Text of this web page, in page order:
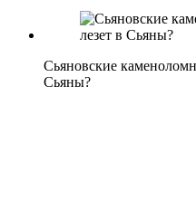
Сьяновские
Сьяны?